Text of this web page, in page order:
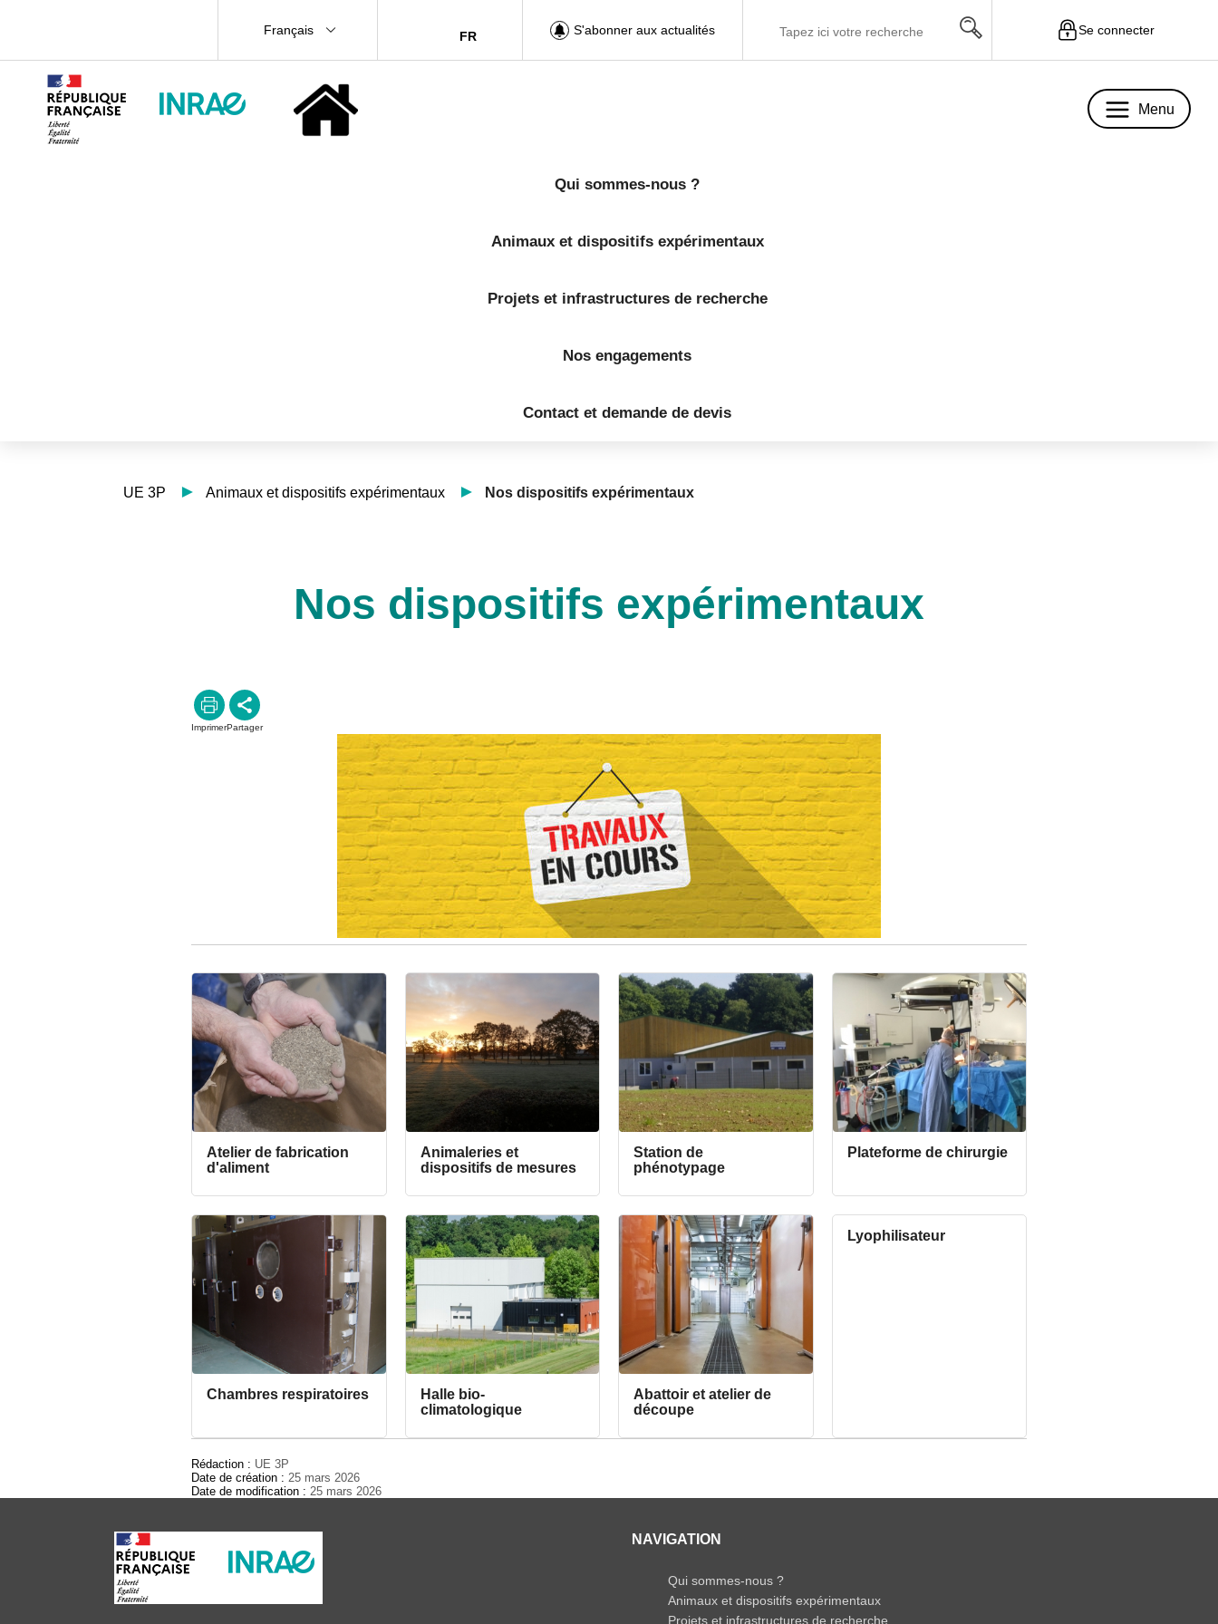
Français FR S'abonner aux actualités Se connecter
Menu
Qui sommes-nous ?
Animaux et dispositifs expérimentaux
Projets et infrastructures de recherche
Nos engagements
Contact et demande de devis
UE 3P Animaux et dispositifs expérimentaux Nos dispositifs expérimentaux
Nos dispositifs expérimentaux
ImprimerPartager
Atelier de fabrication
d'aliment
Animaleries et
dispositifs de mesures
Station de
phénotypage
Plateforme de chirurgie
Chambres respiratoires
Halle bio-
climatologique
Abattoir et atelier de
découpe
Lyophilisateur
Rédaction : UE 3P
Date de création : 25 mars 2026
Date de modification : 25 mars 2026
NAVIGATION
Qui sommes-nous ?
Animaux et dispositifs expérimentaux
Projets et infrastructures de recherche